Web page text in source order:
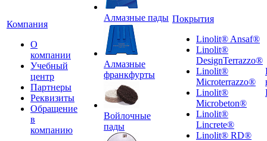
Компания
О
компании
Учебный
центр
Партнеры
Реквизиты
Обращение
в
компанию
Алмазные пады
Алмазные
франкфурты
Войлочные
пады
Покрытия
Linolit® Ansaf®
Linolit®
DesignTerrazzo®
Linolit®
Microterrazzo®
Linolit®
Microbeton®
Linolit®
Lincrete®
Linolit® RD®